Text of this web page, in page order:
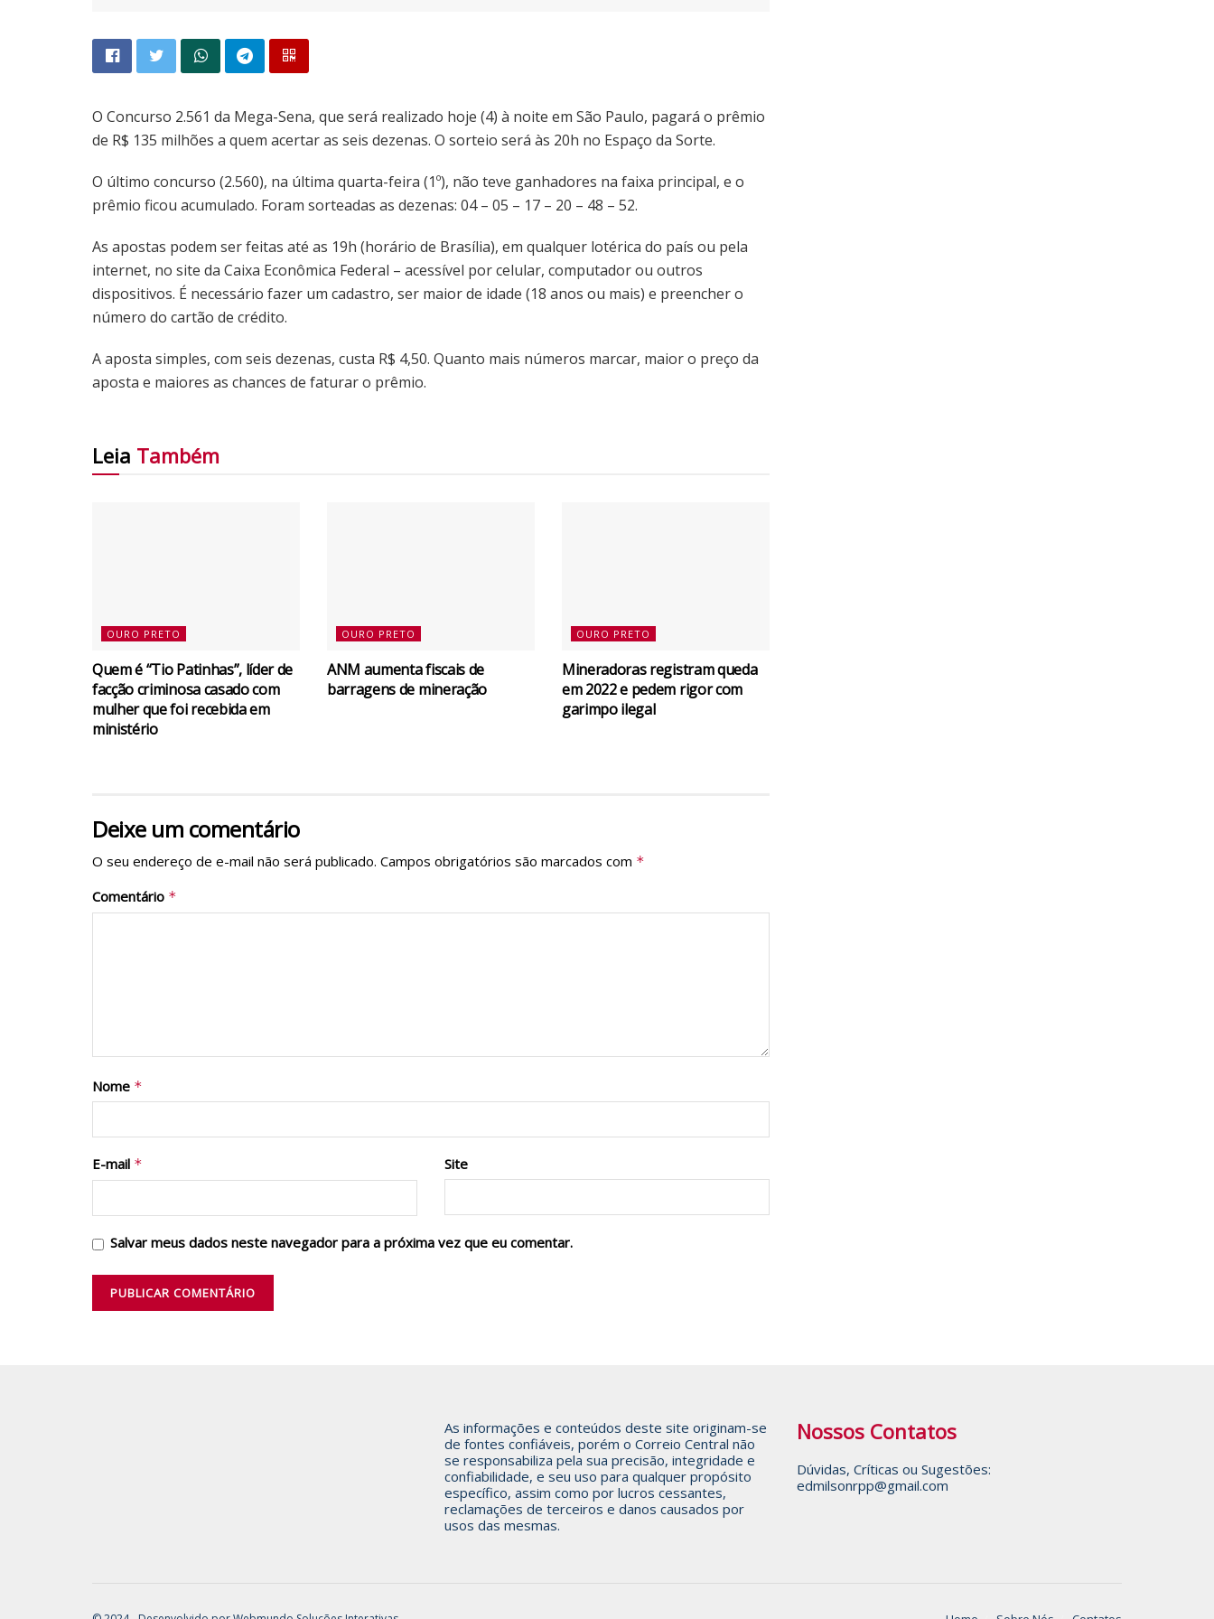
O Concurso 2.561 da Mega-Sena, que será realizado hoje (4) à noite em São Paulo, pagará o prêmio
de R$ 135 milhões a quem acertar as seis dezenas. O sorteio será às 20h no Espaço da Sorte.
O último concurso (2.560), na última quarta-feira (1º), não teve ganhadores na faixa principal, e o
prêmio ficou acumulado. Foram sorteadas as dezenas: 04 – 05 – 17 – 20 – 48 – 52.
As apostas podem ser feitas até as 19h (horário de Brasília), em qualquer lotérica do país ou pela
internet, no site da Caixa Econômica Federal – acessível por celular, computador ou outros
dispositivos. É necessário fazer um cadastro, ser maior de idade (18 anos ou mais) e preencher o
número do cartão de crédito.
A aposta simples, com seis dezenas, custa R$ 4,50. Quanto mais números marcar, maior o preço da
aposta e maiores as chances de faturar o prêmio.
Leia Também
OURO PRETO
Quem é “Tio Patinhas”, líder de
facção criminosa casado com
mulher que foi recebida em
ministério
OURO PRETO
ANM aumenta fiscais de
barragens de mineração
OURO PRETO
Mineradoras registram queda
em 2022 e pedem rigor com
garimpo ilegal
Deixe um comentário
O seu endereço de e-mail não será publicado. Campos obrigatórios são marcados com *
Comentário *
Nome *
E-mail * Site
Salvar meus dados neste navegador para a próxima vez que eu comentar.
As informações e conteúdos deste site originam-se
de fontes confiáveis, porém o Correio Central não
se responsabiliza pela sua precisão, integridade e
confiabilidade, e seu uso para qualquer propósito
específico, assim como por lucros cessantes,
reclamações de terceiros e danos causados por
usos das mesmas.
Nossos Contatos
Dúvidas, Críticas ou Sugestões:
edmilsonrpp@gmail.com